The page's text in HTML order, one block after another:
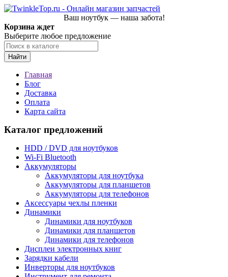
Ваш ноутбук — наша забота!
Корзина ждет
Выберите любое предложение
Найти
Главная
Блог
Доставка
Оплата
Карта сайта
Каталог предложений
HDD / DVD для ноутбуков
Wi-Fi Bluetooth
Аккумуляторы
Аккумуляторы для ноутбука
Аккумуляторы для планшетов
Аккумуляторы для телефонов
Аксессуары чехлы пленки
Динамики
Динамики для ноутбуков
Динамики для планшетов
Динамики для телефонов
Дисплеи электронных книг
Зарядки кабели
Инверторы для ноутбуков